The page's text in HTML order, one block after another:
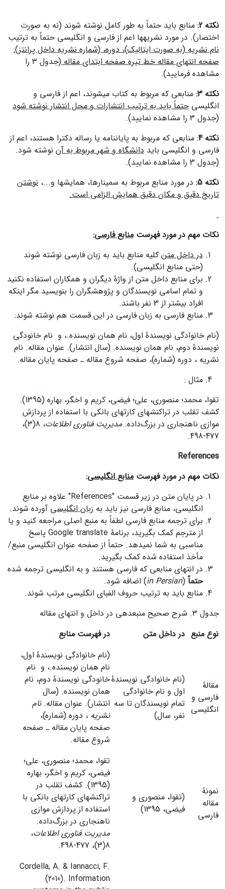
نکته 2:
منابع باید حتماً به طور کامل نوشته شوند (نه به صورت
اختصار). در مورد نشریه‎ها اعم از فارسی و انگلیسی حتماً به ترتیب
نام نشریه (به صورت ایتالیک)، دوره، (شماره نشریه داخل پرانتز):
صفحه انتهای مقاله خط تیره صفحه ابتدای مقاله
(جدول 3 را
مشاهده فرمایید).
نکته 3:
منابعی که مربوط به کتاب می‎شوند، اعم از فارسی و
انگلیسی حتماً باید به ترتیب انتشارات و محل انتشار نوشته شود
(جدول 3 را مشاهده نمایید).
نکته 4
: منابعی که مربوط به پایان‎نامه یا رساله دکترا هستند، اعم از
فارسی و انگلیسی باید دانشگاه و شهر مربوط به آن نوشته شود.
(جدول 3 را مشاهده نمایید).
نکته 5:
در مورد منابع مربوط به سمینار‎ها، همایش‎ها و...،
نوشتن
تاریخ دقیق و مکان دقیق همایش الزامی است.
نکات مهم در مورد فهرست منابع فارسی:
در داخل متن کلیه منابع باید به زبان فارسی نوشته شوند
(حتی منابع انگلیسی).
برای منابع داخل متن از واژۀ دیگران و همکاران استفاده نکنید
و تمام اسامی نویسندگان و پژوهشگران را بنویسید مگر اینکه
افراد بیشتر از 3 نفر باشند.
منابع فارسی به زبان فارسی در این قسمت هم نوشته شوند:
(نام خانوادگی نویسندۀ اول، نام همان نویسنده.، و نام خانودگی
نویسندۀ دوم، نام همان نویسنده. (سال انتشار). عنوان مقاله. نام
نشریه ، دوره (شماره)، صفحه شروع مقاله ـ صفحه پایان مقاله.
مثال :
تقوا، محمد؛ منصوری، علی؛ فیضی، کریم و اخگر، بهاره (1395).
کشف تقلب در تراکنش‏های کارت‏های بانکی با استفاده از پردازش
موازی ناهنجاری در بزرگ‌داده.مدیریت فناوری اطلاعات
، 8(3)،
477-498.
References
نکات مهم در مورد فهرست منابع انگلیسی:
در پایان متن در زیر قسمت "References" علاوه بر منابع
انگلیسی، منابع فارسی نیز باید به زبان انگلیسی آورده شوند.
برای ترجمه منابع فارسی لطفاً به منبع اصلی مراجعه کنید و یا
از مترجم کمک بگیرید، برنامۀ Google translate پاسخ
مناسبی به شما نمی‎دهد. حتماً از صفحه عنوان انگلیسی منبع/
مأخذ استفاده شده کمک بگیرید.
در انتهای منابعی که فارسی هستند و به انگلیسی ترجمه شده‎
حتماً (
in Persian) اضافه شود.
منابع باید به ترتیب حروف الفبای انگلیسی مرتب شوند.
جدول 3. شرح صحیح منبع‎دهی در داخل و انتهای مقاله
نوع منبع در داخل متن در فهرست منابع
مقالۀ
فارسی و
انگلیسی
(نام خانوادگی نویسندۀ
اول و نام خانوادگی
تمام نویسندگان تا سه
نفر، سال)
(نام خانوادگی نویسندۀ اول،
نام همان نویسنده.، و نام
خانودگی نویسندۀ دوم، نام
همان نویسنده. (سال
انتشار). عنوان مقاله.نام
نشریه ، دوره (شماره)،
صفحه پایان مقاله ـ صفحه
شروع مقاله.
نمونۀ
مقاله
فارسی
(تقوا، منصوری و
فیضی، 1395)
تقوا، محمد؛ منصوری، علی؛
فیضی، کریم و اخگر، بهاره
(1395). کشف تقلب در
تراکنش‏های کارت‏های بانکی با
استفاده از پردازش موازی
ناهنجاری در بزرگ‌داده.
مدیریت فناوری اطلاعات،
8(3)، 477-498.
Cordella, A. & Iannacci, F.
(2010). Information